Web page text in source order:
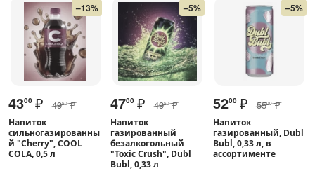
–13%
4300 ₽ 4950 ₽
Напиток
сильногазированны
й "Cherry", COOL
COLA, 0,5 л
–5%
4700 ₽ 4950 ₽
Напиток
газированный
безалкогольный
"Toxic Crush", Dubl
Bubl, 0,33 л
–5%
5200 ₽ 5500 ₽
Напиток
газированный, Dubl
Bubl, 0,33 л, в
ассортименте